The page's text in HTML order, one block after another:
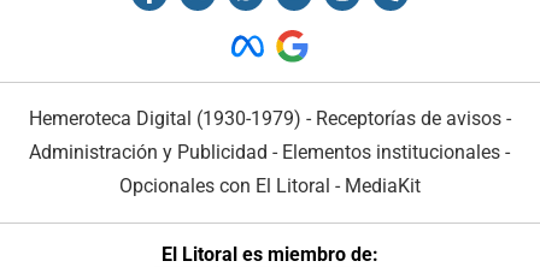
Hemeroteca Digital (1930-1979) - Receptorías de avisos -
Administración y Publicidad - Elementos institucionales -
Opcionales con El Litoral - MediaKit
El Litoral es miembro de: